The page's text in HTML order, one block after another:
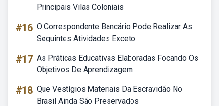
Principais Vilas Coloniais
#16 O Correspondente Bancário Pode Realizar As
Seguintes Atividades Exceto
#17 As Práticas Educativas Elaboradas Focando Os
Objetivos De Aprendizagem
#18 Que Vestígios Materiais Da Escravidão No
Brasil Ainda São Preservados